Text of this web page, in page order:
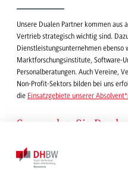
Unsere Dualen Partner kommen aus
Vertrieb strategisch wichtig sind.
Dienstleistungsunternehmen
Marktforschungsinstitute, Software-
Personalberatungen. Auch Vereine,
Non-Profit-Sektors bilden bei uns
die Einsatzgebiete unserer
So werden Sie
Sie möchten im Studiengang BWL-